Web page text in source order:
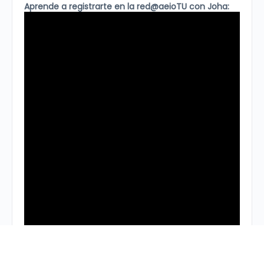
Aprende a registrarte en la red@aeioTU con Joha: